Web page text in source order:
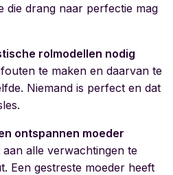
die drang naar perfectie mag
rolmodellen nodig
te maken en daarvan te
Niemand is perfect en dat
ontspannen moeder
alle verwachtingen te
Een gestreste moeder heeft